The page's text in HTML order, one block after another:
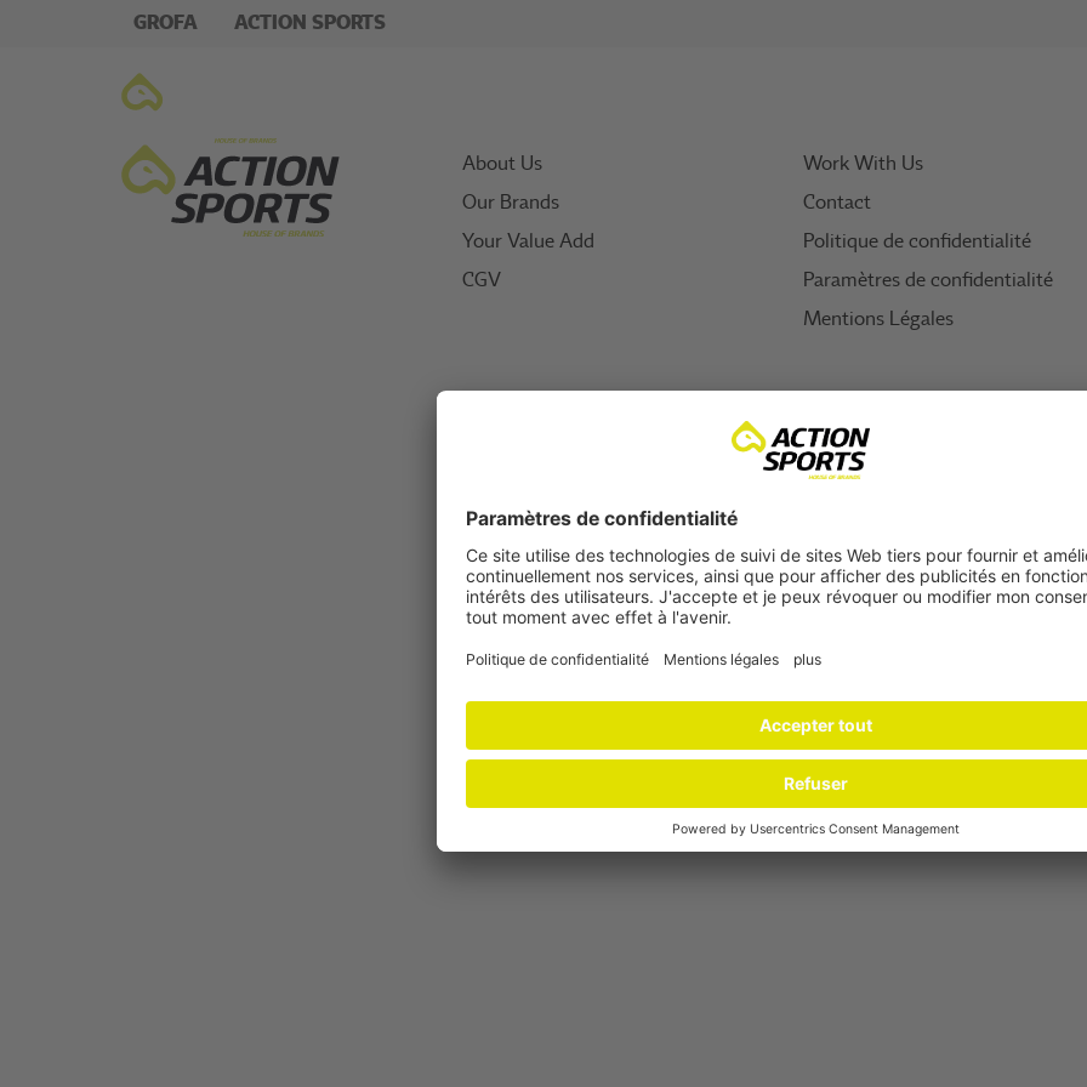
GROFA ACTION SPORTS
About Us
Our Brands
Your Value Add
CGV
Work With Us
Contact
Politique de confidentialité
Paramètres de confidentialité
Mentions Légales